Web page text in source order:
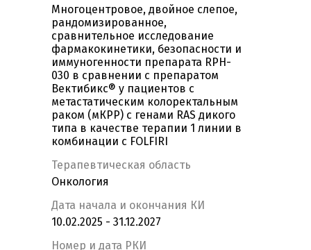
Многоцентровое, двойное слепое,
рандомизированное,
сравнительное исследование
фармакокинетики, безопасности и
иммуногенности препарата RPH-
030 в сравнении с препаратом
Вектибикс® у пациентов с
метастатическим колоректальным
раком (мКРР) с генами RAS дикого
типа в качестве терапии 1 линии в
комбинации с FOLFIRI
Терапевтическая область
Онкология
Дата начала и окончания КИ
10.02.2025 - 31.12.2027
Номер и дата РКИ